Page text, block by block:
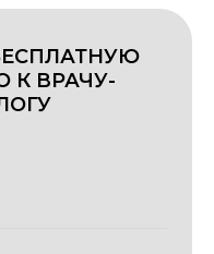
К ВРАЧУ-